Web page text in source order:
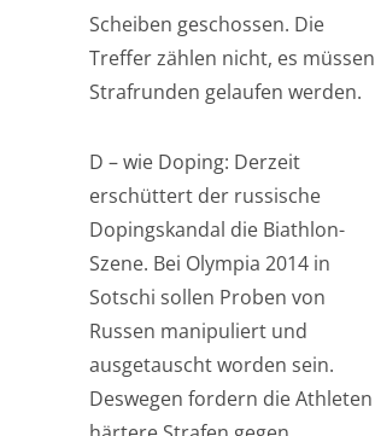
Scheiben geschossen. Die
Treffer zählen nicht, es müssen
Strafrunden gelaufen werden.
D – wie Doping: Derzeit
erschüttert der russische
Dopingskandal die Biathlon-
Szene. Bei Olympia 2014 in
Sotschi sollen Proben von
Russen manipuliert und
ausgetauscht worden sein.
Deswegen fordern die Athleten